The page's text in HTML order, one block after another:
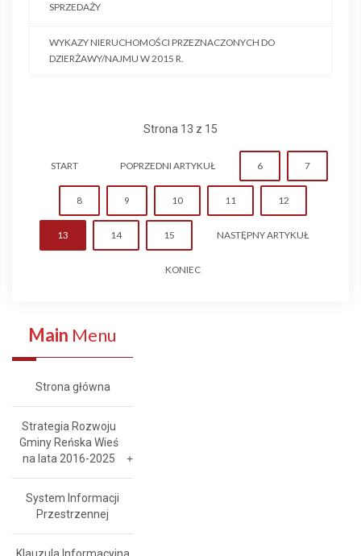
SPRZEDAŻY
WYKAZY NIERUCHOMOŚCI PRZEZNACZONYCH DO
DZIERŻAWY/NAJMU W 2015 R.
Strona 13 z 15
START POPRZEDNI ARTYKUŁ 6 7
8 9 10 11 12
13 14 15 NASTĘPNY ARTYKUŁ
KONIEC
Main Menu
Strona główna
Strategia Rozwoju
Gminy Reńska Wieś
na lata 2016-2025
System Informacji
Przestrzennej